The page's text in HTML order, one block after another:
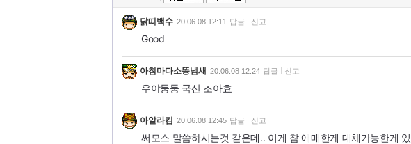
닭띠백수 20.06.08 12:11 답글 신고
Good
아침마다소똥냄새 20.06.08 12:24 답글 신고
우야둥둥 국산 조아효
아얄라킴 20.06.08 12:45 답글 신고
써모스 말씀하시는것 같은데.. 이게 참 애매한게 대체가능한게